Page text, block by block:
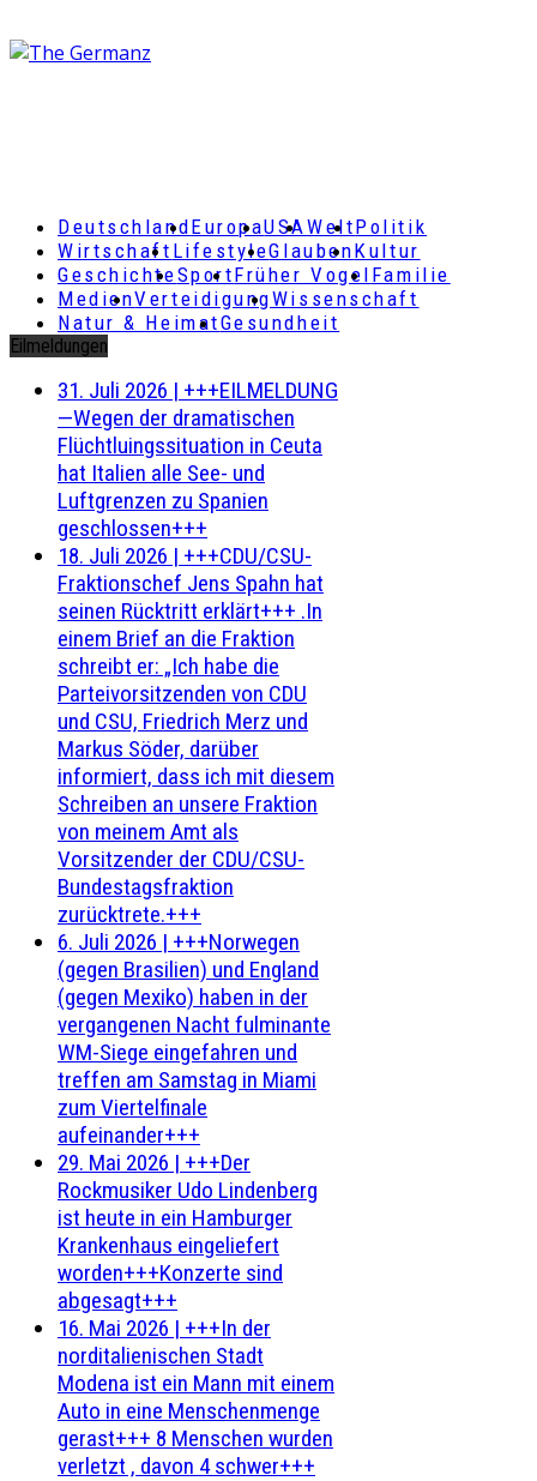
DeutschlandEuropaUSAWeltPolitik
Wirtschaft LifestyleGlaubenKultur
GeschichteSportFrüher Vogel Familie
MedienVerteidigungWissenschaft
Natur & HeimatGesundheit
Eilmeldungen
31. Juli 2026 | +++EILMELDUNG
—Wegen der dramatischen
Flüchtluingssituation in Ceuta
hat Italien alle See- und
Luftgrenzen zu Spanien
geschlossen+++
18. Juli 2026 | +++CDU/CSU-
Fraktionschef Jens Spahn hat
seinen Rücktritt erklärt+++ .In
einem Brief an die Fraktion
schreibt er: „Ich habe die
Parteivorsitzenden von CDU
und CSU, Friedrich Merz und
Markus Söder, darüber
informiert, dass ich mit diesem
Schreiben an unsere Fraktion
von meinem Amt als
Vorsitzender der CDU/CSU-
Bundestagsfraktion
zurücktrete.+++
6. Juli 2026 | +++Norwegen
(gegen Brasilien) und England
(gegen Mexiko) haben in der
vergangenen Nacht fulminante
WM-Siege eingefahren und
treffen am Samstag in Miami
zum Viertelfinale
aufeinander+++
29. Mai 2026 | +++Der
Rockmusiker Udo Lindenberg
ist heute in ein Hamburger
Krankenhaus eingeliefert
worden+++Konzerte sind
abgesagt+++
16. Mai 2026 | +++In der
norditalienischen Stadt
Modena ist ein Mann mit einem
Auto in eine Menschenmenge
gerast+++ 8 Menschen wurden
verletzt , davon 4 schwer+++